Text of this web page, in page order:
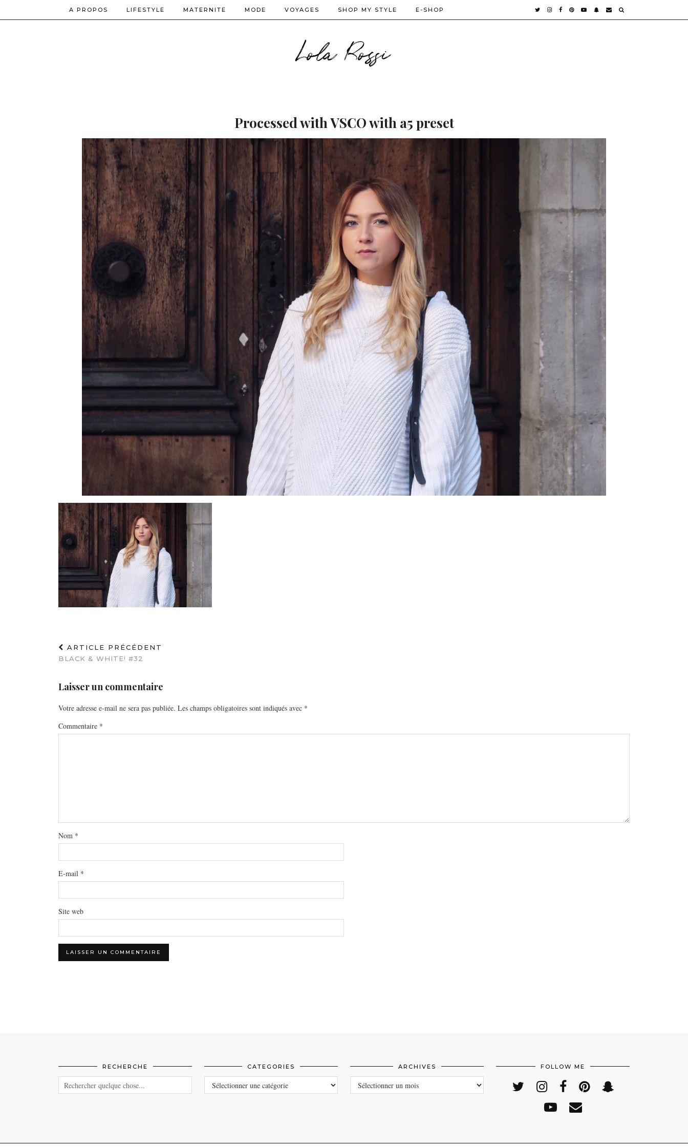
Lola Rossi
A PROPOS LIFESTYLE MATERNITE MODE VOYAGES SHOP MY STYLE E-SHOP
Processed with VSCO with a5 preset
ARTICLE PRÉCÉDENT
BLACK & WHITE! #32
Laisser un commentaire
Votre adresse e-mail ne sera pas publiée. Les champs obligatoires sont indiqués avec *
Commentaire *
Nom *
E-mail *
Site web
RECHERCHE CATEGORIES
CATEGORIES
ARCHIVES
ARCHIVES
FOLLOW ME